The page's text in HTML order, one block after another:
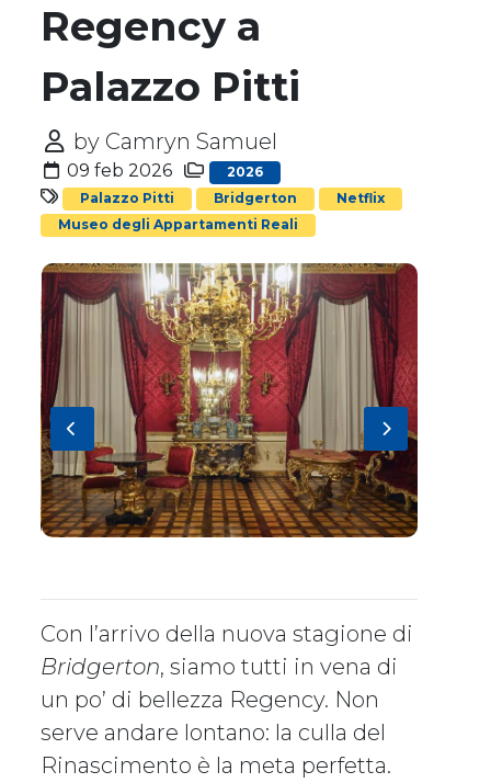
Regency a
Palazzo Pitti
by Camryn Samuel
09 feb 2026
2026
Palazzo Pitti
Bridgerton
Netflix
Museo degli Appartamenti Reali
Con l’arrivo della nuova stagione di
Bridgerton, siamo tutti in vena di
un po’ di bellezza Regency. Non
serve andare lontano: la culla del
Rinascimento è la meta perfetta.